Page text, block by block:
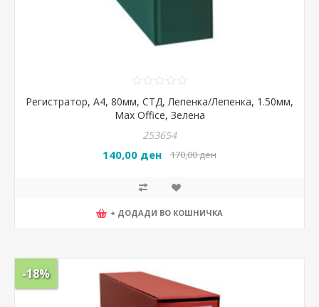
Регистратор, А4, 80мм, СТД, Лепенка/Лепенка, 1.50мм,
Max Office, Зелена
253654
140,00 ден 170,00 ден
+ ДОДАДИ ВО КОШНИЧКА
-18%